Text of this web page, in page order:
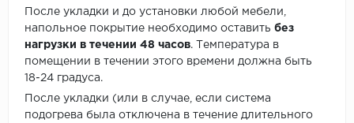
После укладки и до установки любой мебели,
напольное покрытие необходимо оставить без
нагрузки в течении 48 часов. Температура в
помещении в течении этого времени должна быть
18-24 градуса.
После укладки (или в случае, если система
подогрева была отключена в течение длительного